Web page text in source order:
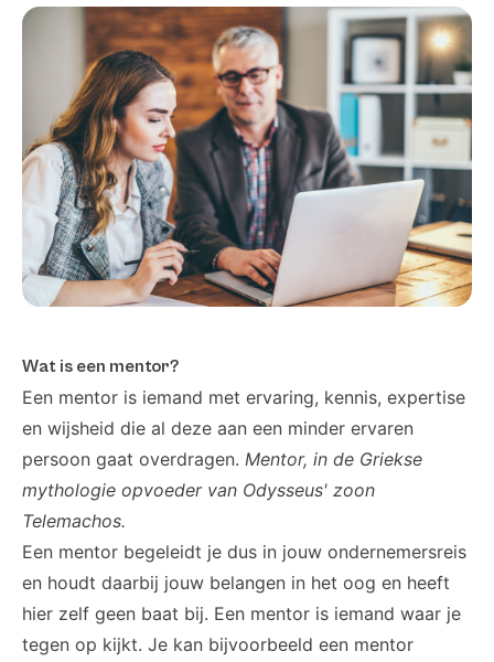
Wat is een mentor?
Een mentor is iemand met ervaring, kennis, expertise
en wijsheid die al deze aan een minder ervaren
persoon gaat overdragen. Mentor, in de Griekse
mythologie opvoeder van Odysseus' zoon
Telemachos.
Een mentor begeleidt je dus in jouw ondernemersreis
en houdt daarbij jouw belangen in het oog en heeft
hier zelf geen baat bij. Een mentor is iemand waar je
tegen op kijkt. Je kan bijvoorbeeld een mentor